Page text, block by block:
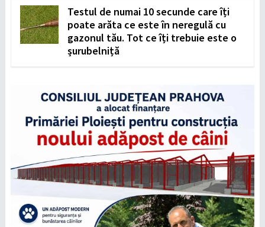
Testul de numai 10 secunde care îți
poate arăta ce este în neregulă cu
gazonul tău. Tot ce îți trebuie este o
șurubelniță